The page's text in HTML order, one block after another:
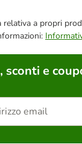
a propri
e